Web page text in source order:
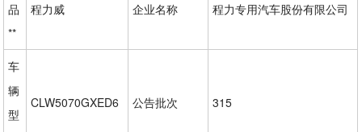
品
**
程力威 企业名称 程力专用汽车股份有限公司
车
辆
型
CLW5070GXED6 公告批次 315